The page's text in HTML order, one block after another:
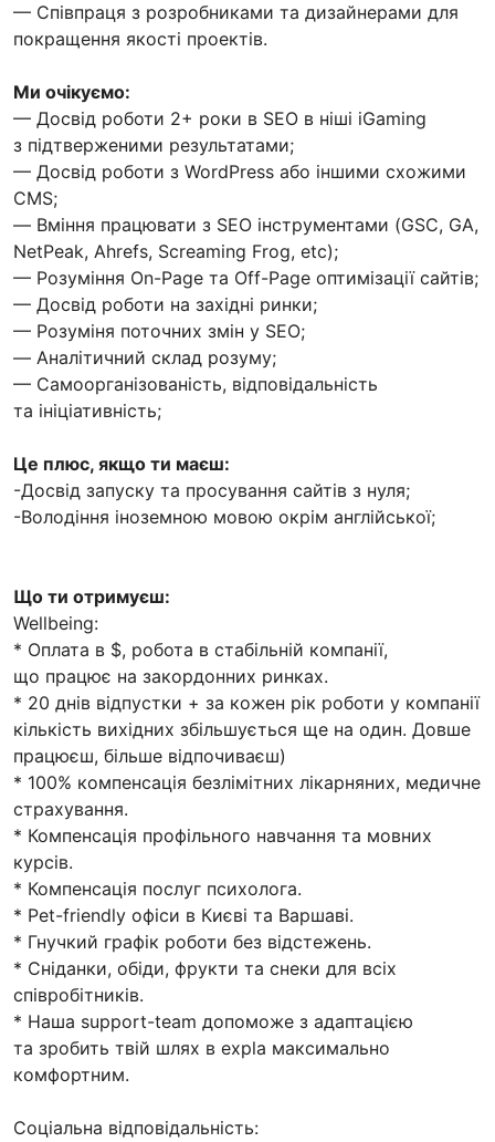
— Співпраця з розробниками та дизайнерами для
покращення якості проектів.
Ми очікуємо:
— Досвід роботи 2+ роки в SEO в ніші iGaming
з підтверженими результатами;
— Досвід роботи з WordPress або іншими схожими
CMS;
— Вміння працювати з SEO інструментами (GSC, GA,
NetPeak, Ahrefs, Screaming Frog, etc);
— Розуміння On-Page та Off-Page оптимізації сайтів;
— Досвід роботи на західні ринки;
— Розуміня поточних змін у SEO;
— Аналітичний склад розуму;
— Самоорганізованість, відповідальність
та ініціативність;
Це плюс, якщо ти маєш:
-Досвід запуску та просування сайтів з нуля;
-Володіння іноземною мовою окрім англійської;
Що ти отримуєш:
Wellbeing:
* Оплата в $, робота в стабільній компанії,
що працює на закордонних ринках.
* 20 днів відпустки + за кожен рік роботи у компанії
кількість вихідних збільшується ще на один. Довше
працюєш, більше відпочиваєш)
* 100% компенсація безлімітних лікарняних, медичне
страхування.
* Компенсація профільного навчання та мовних
курсів.
* Компенсація послуг психолога.
* Pet-friendly офіси в Києві та Варшаві.
* Гнучкий графік роботи без відстежень.
* Сніданки, обіди, фрукти та снеки для всіх
співробітників.
* Наша support-team допоможе з адаптацією
та зробить твій шлях в expla максимально
комфортним.
Соціальна відповідальність: